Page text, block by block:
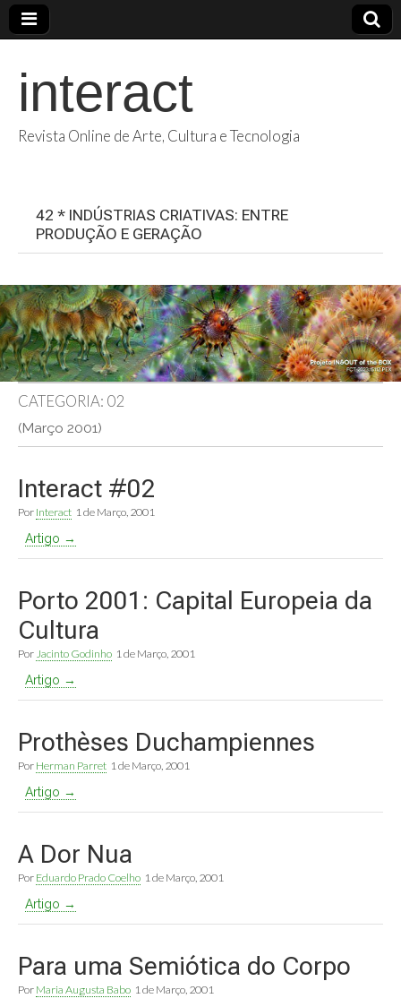
interact
Revista Online de Arte, Cultura e Tecnologia
42 * INDÚSTRIAS CRIATIVAS: ENTRE
PRODUÇÃO E GERAÇÃO
CATEGORIA: 02
(Março 2001)
Interact #02
Por Interact 1 de Março, 2001
Artigo →
Porto 2001: Capital Europeia da
Cultura
Por Jacinto Godinho 1 de Março, 2001
Artigo →
Prothèses Duchampiennes
Por Herman Parret 1 de Março, 2001
Artigo →
A Dor Nua
Por Eduardo Prado Coelho 1 de Março, 2001
Artigo →
Para uma Semiótica do Corpo
Por Maria Augusta Babo 1 de Março, 2001